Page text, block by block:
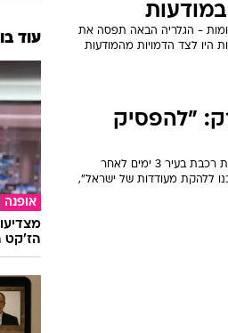
- הגלריה הבאה תפסה את
היו לצד הדמויות מהמודעות
"להפסיק
המודעות הפרו-פלסטיניות הוצבו בתחנות רכבת בעיר 3 ימים לאחר
ללהקת מעודדות של ישראל",
עוד
אופנה
הז'קט